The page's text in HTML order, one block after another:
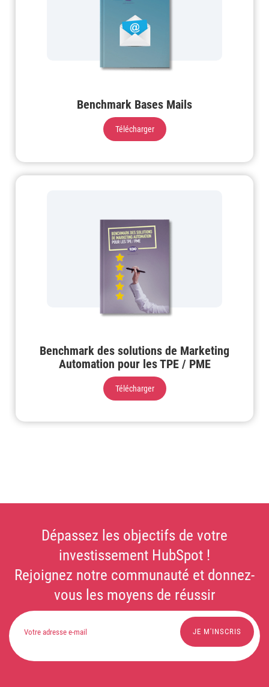
Benchmark Bases Mails
Télécharger
Benchmark des solutions de Marketing
Automation pour les TPE / PME
Télécharger
Dépassez les objectifs de votre
investissement HubSpot !
Rejoignez notre communauté et donnez-
vous les moyens de réussir